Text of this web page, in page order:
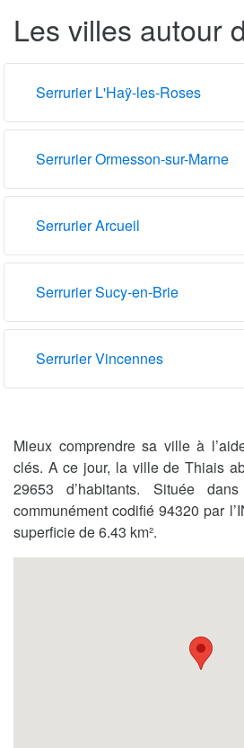
Les villes autour
Serrurier L'Haÿ-les-Roses
Serrurier Ormesson-sur-Marne
Serrurier Arcueil
Serrurier Sucy-en-Brie
Serrurier Vincennes
Mieux comprendre sa ville à
clés. A ce jour, la ville de Thiais
29653 d’habitants. Située
communément codifié 94320 par
superficie de 6.43 km².